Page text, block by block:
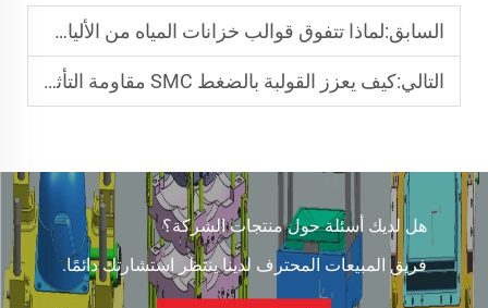
السابق:لماذا تتفوق قوالب خزانات المياه من الألياف الزجاجية في مقاومة التآكل للتخزين على نطاق واسع
التالي:كيف يعزز القولبة بالضغط SMC مقاومة التأثير في قوالب الم bumpers السيارات
هل لديك أسئلة حول منتجات الشركة؟
فريق المبيعات المحترف لدينا ينتظر استشارتك دائمًا.